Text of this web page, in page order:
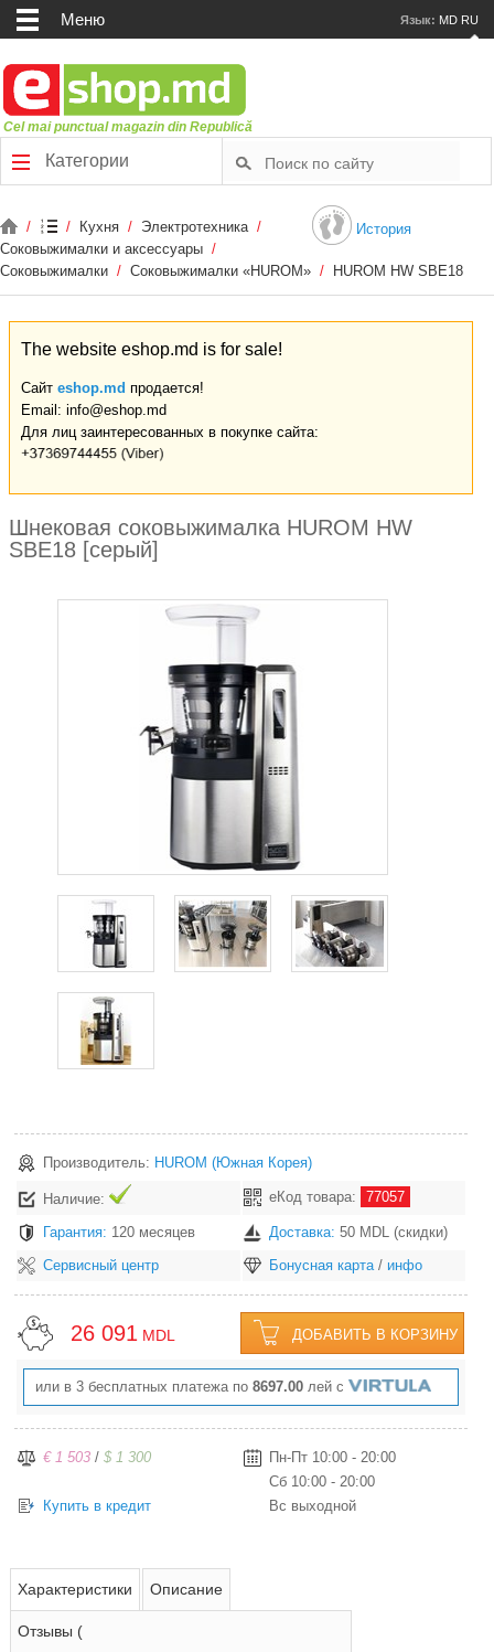
Меню Язык: MD RU
Cel mai punctual magazin din Republică
Категории
История
/ / Кухня / Электротехника /
Соковыжималки и аксессуары /
Соковыжималки / Соковыжималки «HUROM» / HUROM HW SBE18
The website eshop.md is for sale!
Сайт eshop.md продается!
Email: info@eshop.md
Для лиц заинтересованных в покупке сайта:
Шнековая соковыжималка HUROM HW
SBE18 [серый]
zoom
Производитель: HUROM(Южная Корея)
Наличие: еКод товара: 77057
Гарантия: 120 месяцев Доставка:50 MDL (скидки)
Сервисный центр
Бонусная карта/ инфо
26 091 MDL ДОБАВИТЬ В КОРЗИНУ
или в 3 бесплатных платежа по8697.00 лей с
€ 1 503/$ 1 300
Купить в кредит
Пн-Пт 10:00 - 20:00
Сб 10:00 - 20:00
Вс выходной
Характеристики Описание
Отзывы (